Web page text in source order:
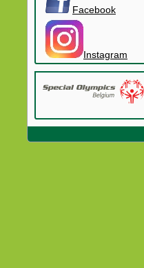
Facebook
Instagram